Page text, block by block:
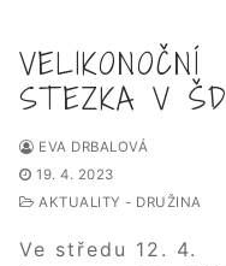
VELIKONOČNÍ
STEZKA V ŠD
EVA DRBALOVÁ
19. 4. 2023
AKTUALITY - DRUŽINA
Ve středu 12. 4.